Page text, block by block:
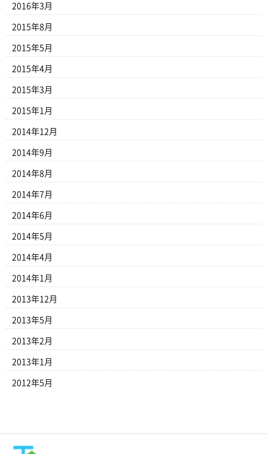
2016年3月
2015年8月
2015年5月
2015年4月
2015年3月
2015年1月
2014年12月
2014年9月
2014年8月
2014年7月
2014年6月
2014年5月
2014年4月
2014年1月
2013年12月
2013年5月
2013年2月
2013年1月
2012年5月